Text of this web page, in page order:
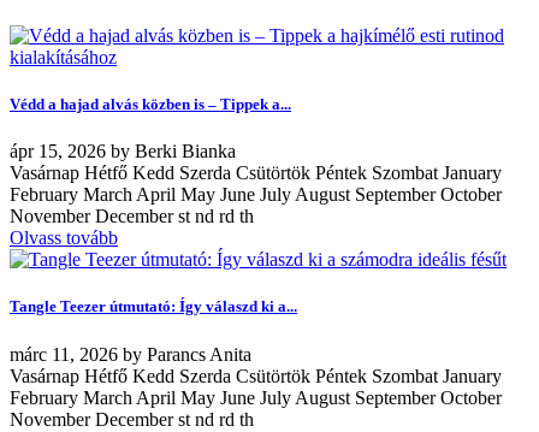
Védd a hajad alvás közben is – Tippek a...
ápr 15, 2026 by Berki Bianka
Vasárnap Hétfő Kedd Szerda Csütörtök Péntek Szombat January
February March April May June July August September October
November December st nd rd th
Olvass tovább
Tangle Teezer útmutató: Így válaszd ki a...
márc 11, 2026 by Parancs Anita
Vasárnap Hétfő Kedd Szerda Csütörtök Péntek Szombat January
February March April May June July August September October
November December st nd rd th